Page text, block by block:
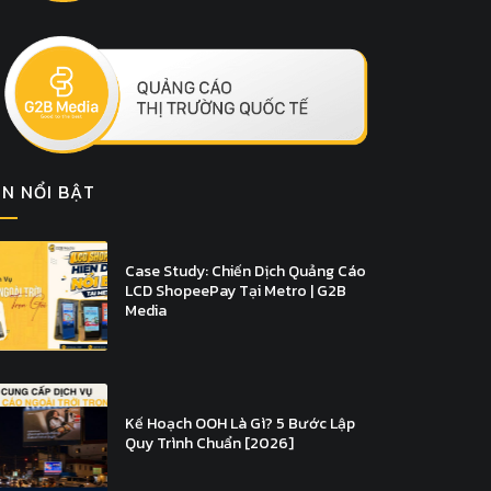
NỔI BẬT
Case Study: Chiến Dịch Quảng Cáo
LCD ShopeePay Tại Metro | G2B
Media
Kế Hoạch OOH Là Gì? 5 Bước Lập
Quy Trình Chuẩn [2026]